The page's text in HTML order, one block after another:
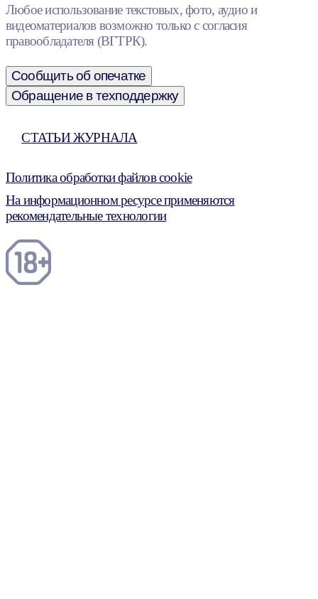
Любое использование текстовых, фото, аудио и
видеоматериалов возможно только с согласия
правообладателя (ВГТРК).
Сообщить об опечатке
Обращение в техподдержку
СТАТЬИ ЖУРНАЛА
Политика обработки файлов cookie
На информационном ресурсе применяются
рекомендательные технологии